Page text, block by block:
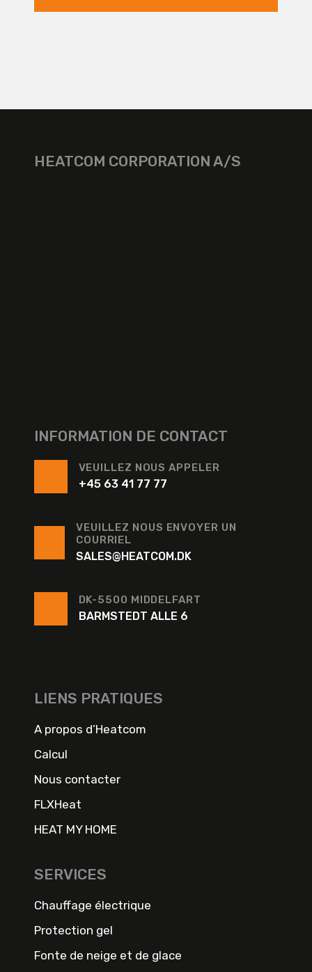
HEATCOM CORPORATION A/S
INFORMATION DE CONTACT
VEUILLEZ NOUS APPELER
+45 63 41 77 77
VEUILLEZ NOUS ENVOYER UN
COURRIEL
SALES@HEATCOM.DK
DK-5500 MIDDELFART
BARMSTEDT ALLE 6
LIENS PRATIQUES
A propos d’Heatcom
Calcul
Nous contacter
FLXHeat
HEAT MY HOME
SERVICES
Chauffage électrique
Protection gel
Fonte de neige et de glace